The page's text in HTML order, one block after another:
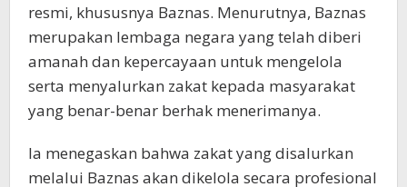
resmi, khususnya Baznas. Menurutnya, Baznas
merupakan lembaga negara yang telah diberi
amanah dan kepercayaan untuk mengelola
serta menyalurkan zakat kepada masyarakat
yang benar-benar berhak menerimanya.
Ia menegaskan bahwa zakat yang disalurkan
melalui Baznas akan dikelola secara profesional